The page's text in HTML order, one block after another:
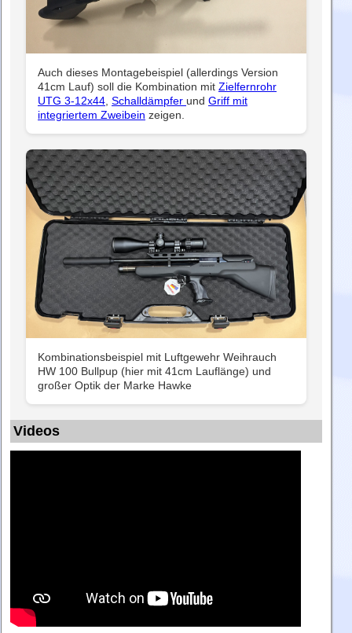
Auch dieses Montagebeispiel (allerdings Version
41cm Lauf) soll die Kombination mit Zielfernrohr
UTG 3-12x44 Schalldämpfer und Griff mit
integriertem Zweibein zeigen.
Kombinationsbeispiel mit Luftgewehr Weihrauch
HW 100 Bullpup (hier mit 41cm Lauflänge) und
großer Optik der Marke Hawke
Videos